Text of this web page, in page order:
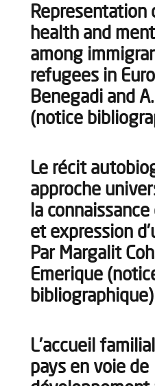
Representation
health and
among
refugees in
Benegadi and
(notice
Le récit
approche
la connaissance
et expression
Par Margalit
Emerique
bibliographique)
L’accueil
pays en voie de